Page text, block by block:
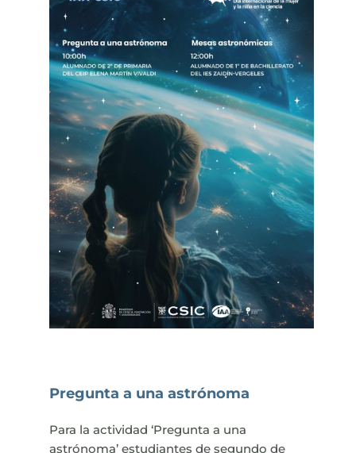
Pregunta a una astrónoma
Para la actividad ‘Pregunta a una
astrónoma’ estudiantes de segundo de